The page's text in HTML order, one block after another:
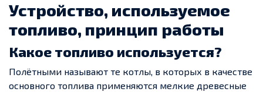
Устройство, используемое
топливо, принцип работы
Какое топливо используется?
Полётными называют те котлы, в которых в качестве
основного топлива применяются мелкие древесные